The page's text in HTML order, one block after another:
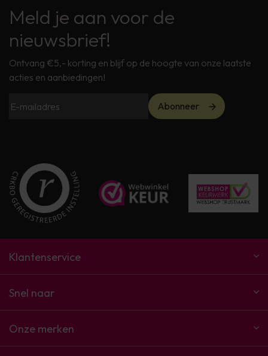
Meld je aan voor de
nieuwsbrief!
Ontvang €5,- korting en blijf op de hoogte van onze laatste
acties en aanbiedingen!
Abonneer
Klantenservice
Snel naar
Onze merken